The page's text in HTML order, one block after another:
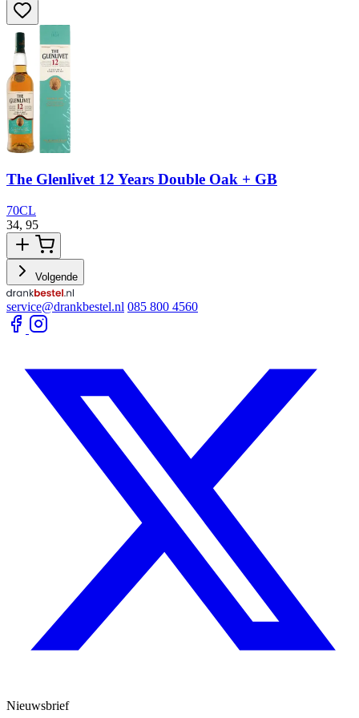
The Glenlivet 12 Years Double Oak + GB
70CL
34, 95
Volgende
service@drankbestel.nl 085 800 4560
Nieuwsbrief